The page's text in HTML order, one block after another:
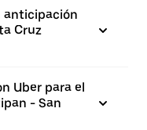
anticipación
Cruz
Uber para el
- San